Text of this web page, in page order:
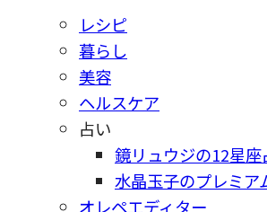
レシピ
暮らし
美容
ヘルスケア
占い
鏡リュウジの12星座
水晶玉子のプレミア
オレペエディター